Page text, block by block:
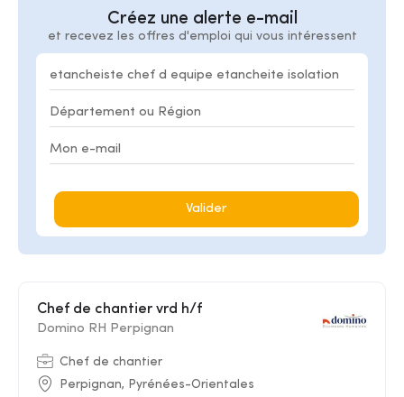
Créez une alerte e-mail
et recevez les offres d'emploi qui vous intéressent
Valider
Chef de chantier vrd h/f
Domino RH Perpignan
Chef de chantier
Perpignan, Pyrénées-Orientales